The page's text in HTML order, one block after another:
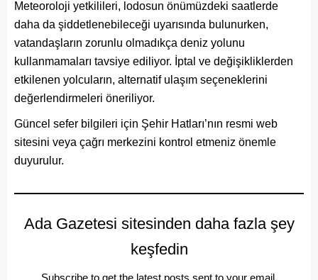
Meteoroloji yetkilileri, lodosun önümüzdeki saatlerde
daha da şiddetlenebileceği uyarısında bulunurken,
vatandaşların zorunlu olmadıkça deniz yolunu
kullanmamaları tavsiye ediliyor. İptal ve değişikliklerden
etkilenen yolcuların, alternatif ulaşım seçeneklerini
değerlendirmeleri öneriliyor.
Güncel sefer bilgileri için Şehir Hatları’nın resmi web
sitesini veya çağrı merkezini kontrol etmeniz önemle
duyurulur.
Ada Gazetesi sitesinden daha fazla şey
keşfedin
Subscribe to get the latest posts sent to your email.